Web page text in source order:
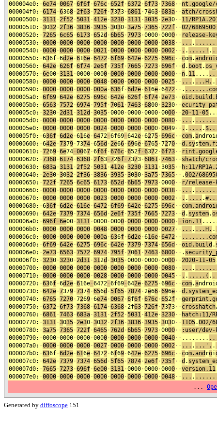
000004e0: ·6e74 ·0067 ·6f6f ·676c ·652f ·6372 ·6f73 ·7368 · · nt.google/
000004f0: ·6174 ·6368 ·2f63 ·726f ·7373 ·6861 ·7463 ·683a · ·atch/
00000500: ·3131 ·2f52 ·5031 ·412e ·3230 ·3131 ·3035 ·2e30 · · 11/
00000510: ·3032 ·2f36 ·3836 ·3935 ·3030 ·3a75 ·7365 ·722f · ·02/
00000520: ·7265 ·6c65 ·6173 ·652d ·6b65 ·7973 ·0000 ·0000 · · release-
00000530: ·0000 ·0000 ·0000 ·0000 ·0000 ·0000 ·0000 ·0038 · · ... .
00000540: ·0000 ·0000 ·0000 ·0021 ·0000 ·0000 ·0000 ·0002 · · . . .....! .
00000550: ·636f ·6d2e ·616e ·6472 ·6f69 ·642e ·6275 ·696c · · com.
00000560: ·642e ·626f ·6f74 ·2e6f ·735f ·7665 ·7273 ·696f · ·d . boot .
00000570: ·6e00 ·3131 ·0000 ·0000 ·0000 ·0000 ·0000 ·0000 · · n. 11....
00000580: ·0000 ·0000 ·0000 ·0048 ·0000 ·0000 ·0000 ·0025 · · ... . ...H. .
00000590: ·0000 ·0000 ·0000 ·000a ·636f ·6d2e ·616e ·6472 · · .
000005a0: ·6f69 ·642e ·6275 ·696c ·642e ·626f ·6f74 ·2e73 · ·
000005b0: ·6563 ·7572 ·6974 ·795f ·7061 ·7463 ·6800 ·3230 · ·
000005c0: ·3230 ·2d31 ·312d ·3035 ·0000 ·0000 ·0000 ·0000 · ·20-11-05
000005d0: ·0000 ·0000 ·0000 ·0000 ·0000 ·0000 ·0000 ·0080 · · ... .
000005e0: ·0000 ·0000 ·0000 ·0024 ·0000 ·0000 ·0000 ·0049 · · . . .... .
000005f0: ·636f ·6d2e ·616e ·6472 ·6f69 ·642e ·6275 ·696c · · com.a
00000600: ·642e ·7379 ·7374 ·656d ·2e66 ·696e ·6765 ·7270 · ·d.sys
00000610: ·7269 ·6e74 ·0067 ·6f6f ·676c ·652f ·6372 ·6f73 · ·
00000620: ·7368 ·6174 ·6368 ·2f63 ·726f ·7373 ·6861 ·7463 · · shatch/
00000630: ·683a ·3131 ·2f52 ·5031 ·412e ·3230 ·3131 ·3035 · · h:11/
00000640: ·2e30 ·3032 ·2f36 ·3836 ·3935 ·3030 ·3a75 ·7365 · · .002/
00000650: ·722f ·7265 ·6c65 ·6173 ·652d ·6b65 ·7973 ·0000 · · r/release-
00000660: ·0000 ·0000 ·0000 ·0000 ·0000 ·0000 ·0000 ·0038 · · ... .
00000670: ·0000 ·0000 ·0000 ·0023 ·0000 ·0000 ·0000 ·0002 · · . . .... .
00000680: ·636f ·6d2e ·616e ·6472 ·6f69 ·642e ·6275 ·696c · ·
00000690: ·642e ·7379 ·7374 ·656d ·2e6f ·735f ·7665 ·7273 · ·d . system.
000006a0: ·696f ·6e00 ·3131 ·0000 ·0000 ·0000 ·0000 ·0000 · · ion.11
000006b0: ·0000 ·0000 ·0000 ·0048 ·0000 ·0000 ·0000 ·0027 · · ... . ...H. .
000006c0: ·0000 ·0000 ·0000 ·000a ·636f ·6d2e ·616e ·6472 · ·
000006d0: ·6f69 ·642e ·6275 ·696c ·642e ·7379 ·7374 ·656d · ·oid.build .
000006e0: ·2e73 ·6563 ·7572 ·6974 ·795f ·7061 ·7463 ·6800 · · .
000006f0: ·3230 ·3230 ·2d31 ·312d ·3035 ·0000 ·0000 ·0000 · ·2020-11-05
00000700: ·0000 ·0000 ·0000 ·0000 ·0000 ·0000 ·0000 ·0080 · · ... .
00000710: ·0000 ·0000 ·0000 ·0028 ·0000 ·0000 ·0000 ·0045 · · . . .....( .
00000720: ·636f ·6d2e ·616e ·6472 ·6f69 ·642e ·6275 ·696c · · com.a
00000730: ·642e ·7379 ·7374 ·656d ·5f65 ·7874 ·2e66 ·696e · ·
00000740: ·6765 ·7270 ·7269 ·6e74 ·0067 ·6f6f ·676c ·652f · ·
00000750: ·6372 ·6f73 ·7368 ·6174 ·6368 ·2f63 ·726f ·7373 · · crosshatch
00000760: ·6861 ·7463 ·683a ·3131 ·2f52 ·5031 ·412e ·3230 · · hatch:11/
00000770: ·3131 ·3035 ·2e30 ·3032 ·2f36 ·3836 ·3935 ·3030 · · 1105.002/
00000780: ·3a75 ·7365 ·722f ·6465 ·762d ·6b65 ·7973 ·0000 · · :user/dev-
00000790: ·0000 ·0000 ·0000 ·0000 ·0000 ·0000 ·0000 ·0040 · · ........
000007a0: ·0000 ·0000 ·0000 ·0027 ·0000 ·0000 ·0000 ·0002 · · ... . ...'. .
000007b0: ·636f ·6d2e ·616e ·6472 ·6f69 ·642e ·6275 ·696c · · com.and roi
000007c0: ·642e ·7379 ·7374 ·656d ·5f65 ·7874 ·2e6f ·735f · ·d .
000007d0: ·7665 ·7273 ·696f ·6e00 ·3131 ·0000 ·0000 ·0000 · ·version.11
000007e0: ·0000 ·0000 ·0000 ·0000 ·0000 ·0000 ·0000 ·0048 · · ... .
...
Generated by diffoscope 151